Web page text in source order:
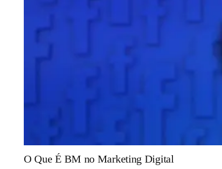
O Que É BM no Marketing Digital